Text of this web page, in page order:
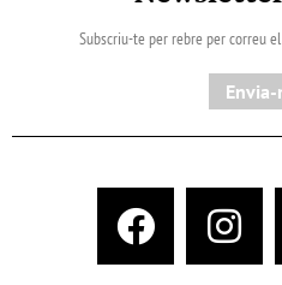
Subscriu-te per rebre per correu